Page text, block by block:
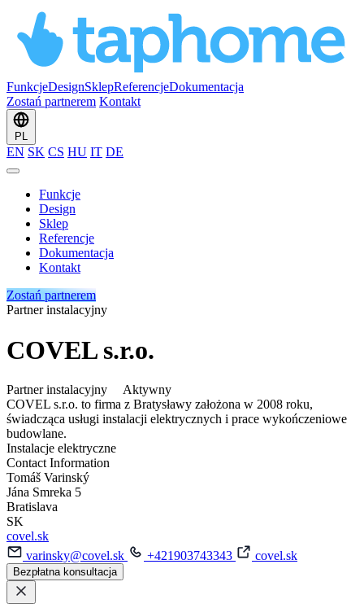
FunkcjeDesignSklepReferencjeDokumentacja
Zostań partnerem Kontakt
PL
EN SK CS HU IT DE
Funkcje
Design
Sklep
Referencje
Dokumentacja
Kontakt
Zostań partnerem
Partner instalacyjny
COVEL s.r.o.
Partner instalacyjny
Aktywny
COVEL s.r.o. to firma z Bratysławy założona w 2008 roku,
świadcząca usługi instalacji elektrycznych i prace wykończeniowe
budowlane.
Instalacje elektryczne
Contact Information
Tomáš Varinský
Jána Smreka 5
Bratislava
SK
covel.sk
varinsky@covel.sk
+421903743343 covel.sk
Bezpłatna konsultacja